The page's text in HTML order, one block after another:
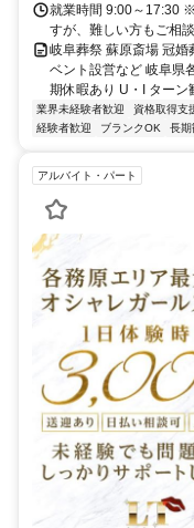
就業時間 9:00～17:30
すが、難しい方もご相談
岐阜葬祭 蘇原斎場 冠婚
ベント設営など 岐阜県
期休暇あり U・I ターン
業界未経験者歓迎 資格取得支
経験者歓迎
ブランクOK 長期
アルバイト・パート